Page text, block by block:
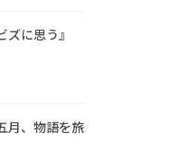
に思う』
月、物語を旅